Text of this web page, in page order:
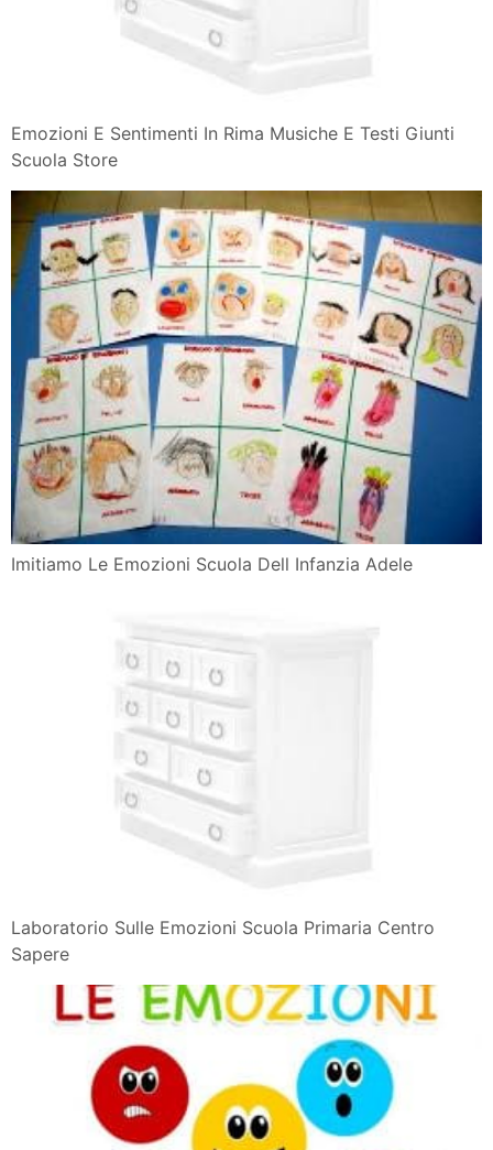
Emozioni E Sentimenti In Rima Musiche E Testi Giunti
Scuola Store
Imitiamo Le Emozioni Scuola Dell Infanzia Adele
Laboratorio Sulle Emozioni Scuola Primaria Centro
Sapere